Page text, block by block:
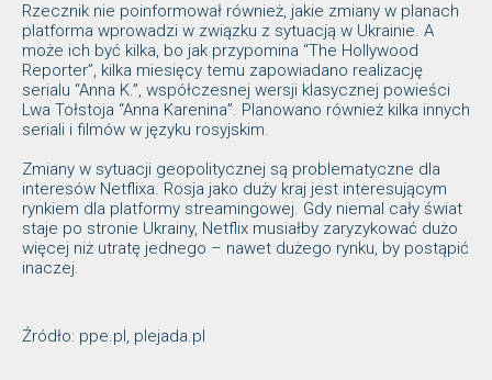
Rzecznik nie poinformował również, jakie zmiany w planach
platforma wprowadzi w związku z sytuacją w Ukrainie. A
może ich być kilka, bo jak przypomina “The Hollywood
Reporter”, kilka miesięcy temu zapowiadano realizację
serialu “Anna K.”, współczesnej wersji klasycznej powieści
Lwa Tołstoja “Anna Karenina”. Planowano również kilka innych
seriali i filmów w języku rosyjskim.
Zmiany w sytuacji geopolitycznej są problematyczne dla
interesów Netflixa. Rosja jako duży kraj jest interesującym
rynkiem dla platformy streamingowej. Gdy niemal cały świat
staje po stronie Ukrainy, Netflix musiałby zaryzykować dużo
więcej niż utratę jednego – nawet dużego rynku, by postąpić
inaczej.
Źródło: ppe.pl, plejada.pl